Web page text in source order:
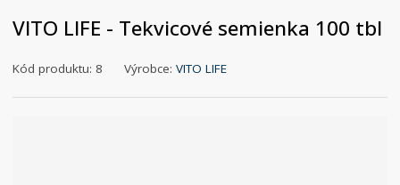
d
í
VITO LIFE - Tekvicové semienka 100 tbl
Kód produktu: 8 Výrobce:VITO LIFE